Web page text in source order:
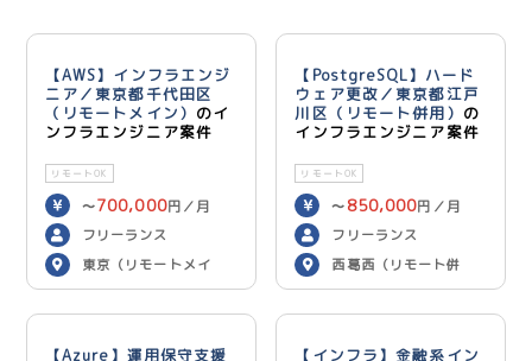
【AWS】インフラエンジ
ニア／東京都千代田区
（リモートメイン） のイ
ンフラエンジニア案件
リモートOK
〜700,000円／月
フリーランス
東京（リモートメイ
ン）
【PostgreSQL】ハード
ウェア更改／東京都江戸
川区（リモート併用） の
インフラエンジニア案件
リモートOK
〜 850,000円／月
フリーランス
西葛西（リモート併
用）
【Azure】運用保守支援
【インフラ】金融系イン